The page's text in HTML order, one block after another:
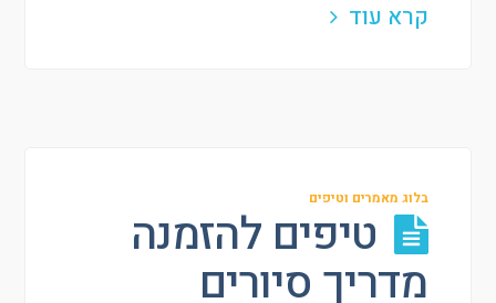
קרא עוד
בלוג מאמרים וטיפים
טיפים להזמנה
מדריך סיורים